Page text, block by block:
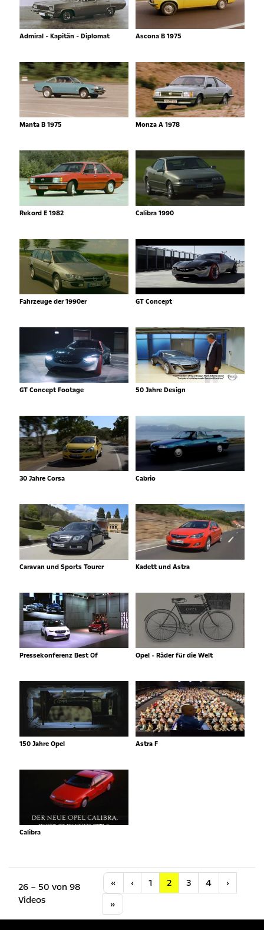
Admiral - Kapitän - Diplomat Ascona B 1975
Manta B 1975 Monza A 1978
Rekord E 1982 Calibra 1990
Fahrzeuge der 1990er GT Concept
GT Concept Footage 50 Jahre Design
30 Jahre Corsa Cabrio
Caravan und Sports Tourer Kadett und Astra
Pressekonferenz Best Of Opel - Räder für die Welt
150 Jahre Opel Astra F
Calibra
26 – 50 von 98
Videos
«Anfang
‹Vorherige
1 2 3 4 ›Nächste
»Letzte